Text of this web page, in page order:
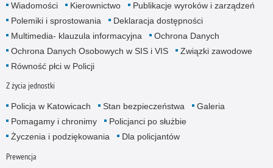
Wiadomości Kierownictwo
Publikacje wyroków i zarządzeń
Polemiki i sprostowania
Deklaracja dostępności
Multimedia- klauzula informacyjna
Ochrona Danych
Ochrona Danych Osobowych w SIS i VIS
Związki zawodowe
Równość płci w Policji
Z życia jednostki
Policja w Katowicach Stan bezpieczeństwa
Galeria
Pomagamy i chronimy
Policjanci po służbie
Życzenia i podziękowania
Dla policjantów
Prewencja